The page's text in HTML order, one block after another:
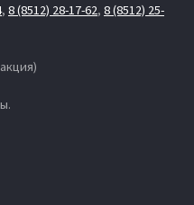
, 8 (8512) 28-17-62, 8 (8512) 25-